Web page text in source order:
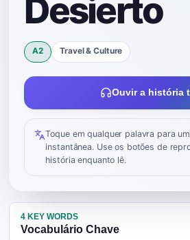
Desierto
A2 Travel & Culture
Ouvir a história
Toque em qualquer palavra para
instantânea. Use os botões de
história enquanto lê.
4 KEY WORDS
Vocabulário Chave